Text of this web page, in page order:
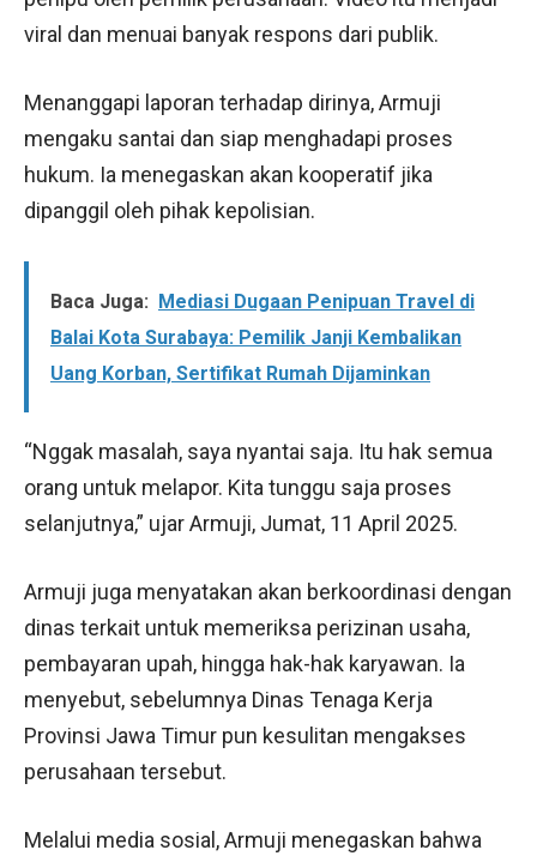
viral dan menuai banyak respons dari publik.
Menanggapi laporan terhadap dirinya, Armuji
mengaku santai dan siap menghadapi proses
hukum. Ia menegaskan akan kooperatif jika
dipanggil oleh pihak kepolisian.
Baca Juga:
Mediasi Dugaan Penipuan Travel di
Balai Kota Surabaya: Pemilik Janji Kembalikan
Uang Korban, Sertifikat Rumah Dijaminkan
“Nggak masalah, saya nyantai saja. Itu hak semua
orang untuk melapor. Kita tunggu saja proses
selanjutnya,” ujar Armuji, Jumat, 11 April 2025.
Armuji juga menyatakan akan berkoordinasi dengan
dinas terkait untuk memeriksa perizinan usaha,
pembayaran upah, hingga hak-hak karyawan. Ia
menyebut, sebelumnya Dinas Tenaga Kerja
Provinsi Jawa Timur pun kesulitan mengakses
perusahaan tersebut.
Melalui media sosial, Armuji menegaskan bahwa